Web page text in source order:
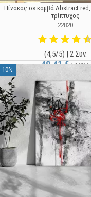
Πίνακας σε καμβά Abstract
τρίπτυχος
22820
(4,5/5) | 2 Συν.
49,41 €54,90 €
-10%